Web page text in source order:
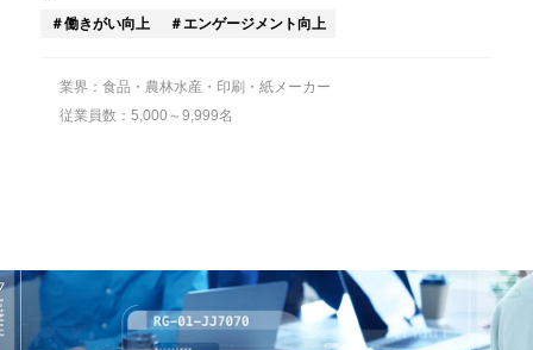
働きがい向上 エンゲージメント向上
業界：食品・農林水産・印刷・紙メーカー
従業員数：5,000～9,999名